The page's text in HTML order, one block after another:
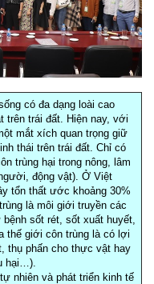
có đa dạng loài cao
trên trái đất. Hiện nay, với
mắt xích quan trọng giữ
thái trên trái đất. Chỉ có
trùng hại trong nông, lâm
động vật). Ở Việt
tổn thất ước khoảng 30%
là môi giới truyền các
sốt rét, sốt xuất huyết,
thế giới côn trùng là có lợi
thụ phấn cho thực vật hay
hại…).
nhiên và phát triển kinh tế